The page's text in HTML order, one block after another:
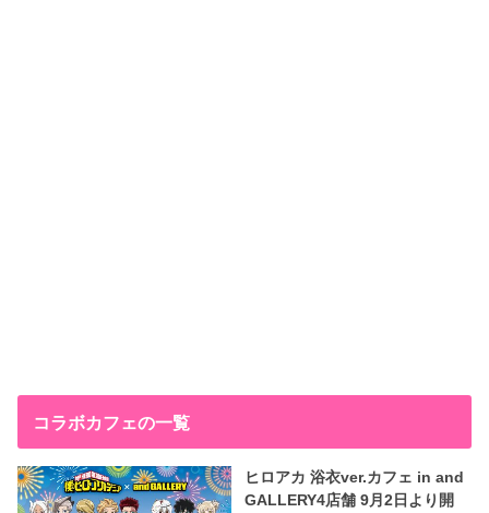
コラボカフェの一覧
ヒロアカ 浴衣ver.カフェ in and
GALLERY4店舗 9月2日より開